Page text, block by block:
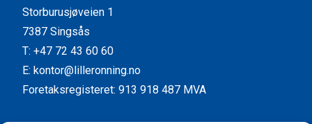
Storburusjøveien 1
7387 Singsås
T: +47 72 43 60 60
E: kontor@lilleronning.no
Foretaksregisteret: 913 918 487 MVA